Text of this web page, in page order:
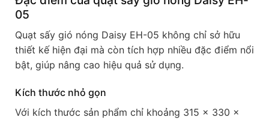
05
Quạt sấy gió nóng Daisy EH-05 không chỉ sở hữu
thiết kế hiện đại mà còn tích hợp nhiều đặc điểm nổi
bật, giúp nâng cao hiệu quả sử dụng.
Kích thước nhỏ gọn
Với kích thước sản phẩm chỉ khoảng 315 x 330 x